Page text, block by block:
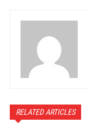
RELATED ARTICLES